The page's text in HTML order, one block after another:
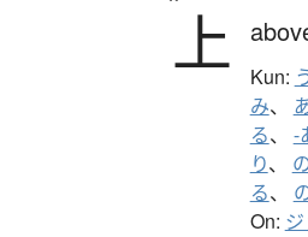
上 Kun:
み、
る、 -
り、
る、
On: